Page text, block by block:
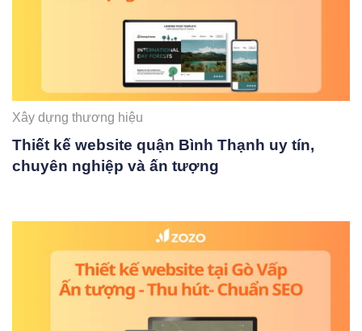
Xây dựng thương hiệu
Thiết kế website quận Bình Thạnh uy tín,
chuyên nghiệp và ấn tượng